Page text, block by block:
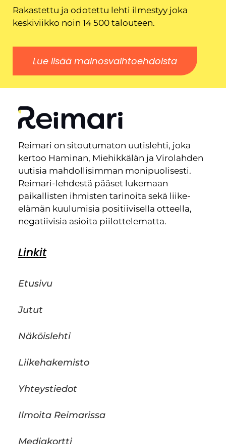
Rakastettu ja odotettu lehti ilmestyy joka
keskiviikko noin 14 500 talouteen.
Lue lisää mainosvaihtoehdoista
Reimari on sitoutumaton uutislehti, joka
kertoo Haminan, Miehikkälän ja Virolahden
uutisia mahdollisimman monipuolisesti.
Reimari-lehdestä pääset lukemaan
paikallisten ihmisten tarinoita sekä liike-
elämän kuulumisia positiivisella otteella,
negatiivisia asioita piilottelematta.
Linkit
Etusivu
Jutut
Näköislehti
Liikehakemisto
Yhteystiedot
Ilmoita Reimarissa
Mediakortti